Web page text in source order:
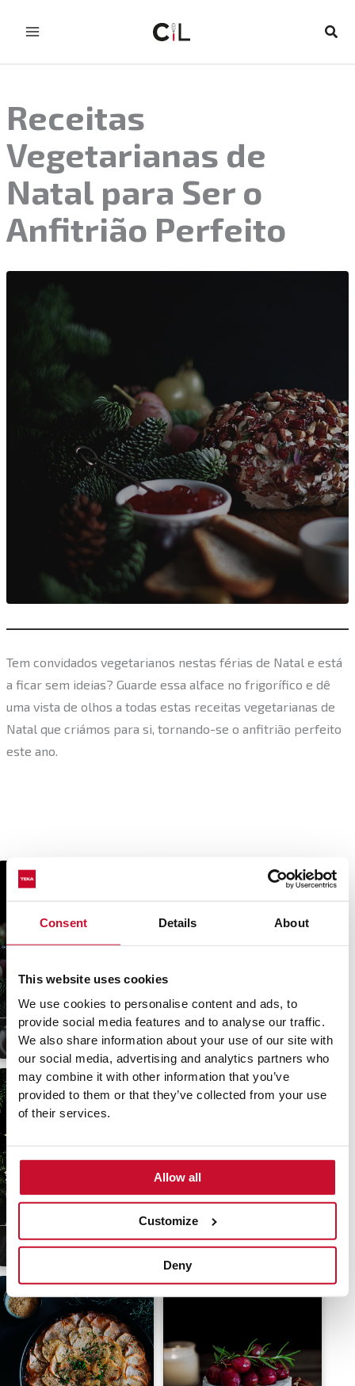
Consent Details About
This website uses cookies
We use cookies to personalise content and ads, to
provide social media features and to analyse our traffic.
We also share information about your use of our site with
our social media, advertising and analytics partners who
may combine it with other information that you’ve
provided to them or that they’ve collected from your use
of their services.
Allow all
Customize
Deny
Receitas
Vegetarianas de
Natal para Ser o
Anfitrião Perfeito
Tem convidados vegetarianos nestas férias de Natal e está
a ficar sem ideias? Guarde essa alface no frigorífico e dê
uma vista de olhos a todas estas receitas vegetarianas de
Natal que criámos para si, tornando-se o anfitrião perfeito
este ano.
Bola de queijo fresco
fumado vegan
15 min Fácil
vegana
60 min Média
Canelones de
espinafres com
bechamel de alho
francês
60 min Média
Alho Francês Assado
com Noz de
Macadâmia e Molho de
Manjericão
30 min Fácil